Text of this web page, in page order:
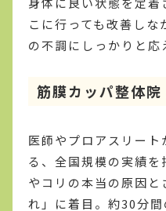
こに行っても改善し
の不調にしっかりと応
筋膜カッパ整体院
医師やプロアスリー
る、全国規模の実績
やコリの本当の原因
れ」に着目。約30分